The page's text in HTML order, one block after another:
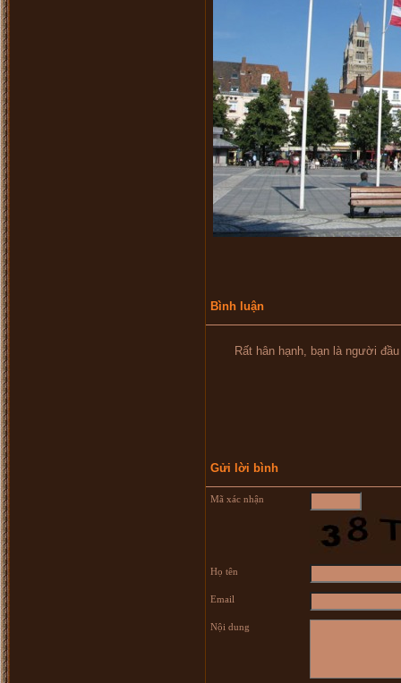
Bình luận
Rất hân hạnh, bạn là người đầu
Gửi lời bình
Mã xác nhận
Họ tên
Email
Nội dung